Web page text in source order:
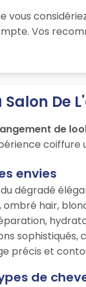
vous
Vos
De
de
envies
du dégradé
ombré hair,
précis et
de